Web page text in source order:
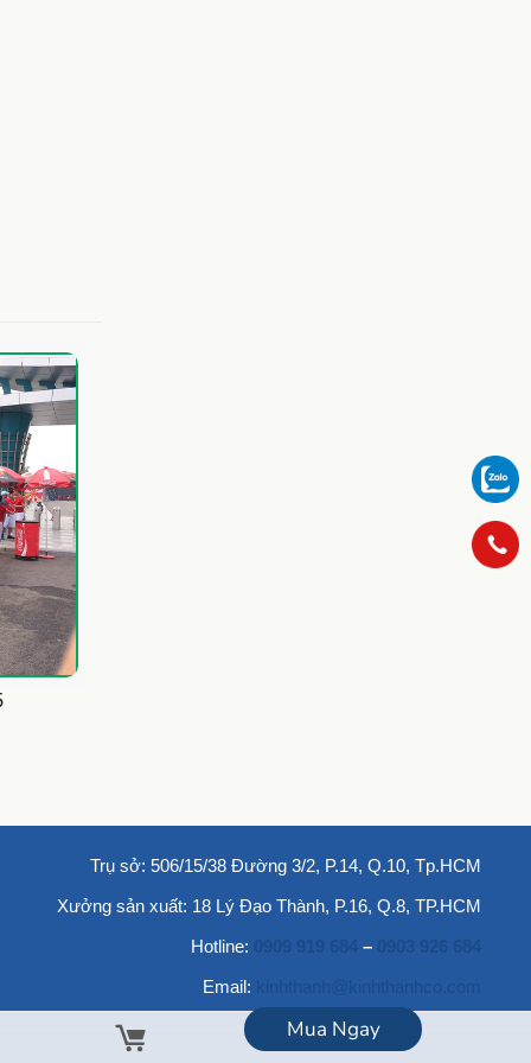
Mua Ngay
Trụ sở: 506/15/38 Đường 3/2, P.14, Q.10, Tp.HCM
Xưởng sản xuất: 18 Lý Đạo Thành, P.16, Q.8, TP.HCM
Hotline: 0909 919 684– 0903 926 684
Email: kinhthanh@kinhthanhco.com